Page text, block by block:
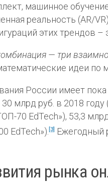
машинное
реальность (AR/
этих трендов –
— три
идеи по
России имеет
млрд руб. в 2018
70 EdTech»), 53,3
EdTech»). [3]
Ежегодный
рынка